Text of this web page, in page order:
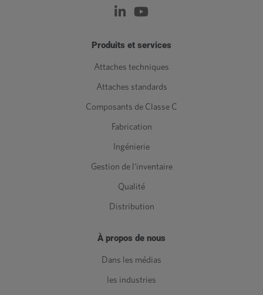
Produits et services
Attaches techniques
Attaches standards
Composants de Classe C
Fabrication
Ingénierie
Gestion de l'inventaire
Qualité
Distribution
À propos de nous
Dans les médias
les industries